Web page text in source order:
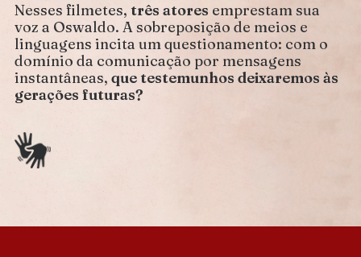
Nesses filmetes, três atores emprestam sua
voz a Oswaldo. A sobreposição de meios e
linguagens incita um questionamento: com o
domínio da comunicação por mensagens
instantâneas, que testemunhos deixaremos às
gerações futuras?